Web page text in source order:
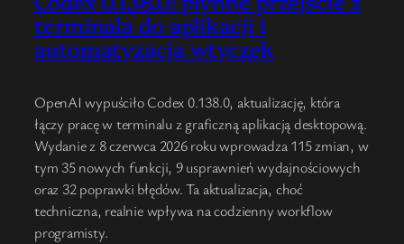
terminala do aplikacji i
automatyzacja wtyczek
OpenAI wypuściło Codex 0.138.0, aktualizację, która
łączy pracę w terminalu z graficzną aplikacją desktopową.
Wydanie z 8 czerwca 2026 roku wprowadza 115 zmian, w
tym 35 nowych funkcji, 9 usprawnień wydajnościowych
oraz 32 poprawki błędów. Ta aktualizacja, choć
techniczna, realnie wpływa na codzienny workflow
programisty.